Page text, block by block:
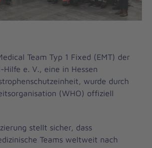
Team Typ 1 Fixed (EMT) der
Hilfe e. V., eine in Hessen
wurde durch
(WHO) offiziell
stellt sicher, dass
Teams weltweit nach